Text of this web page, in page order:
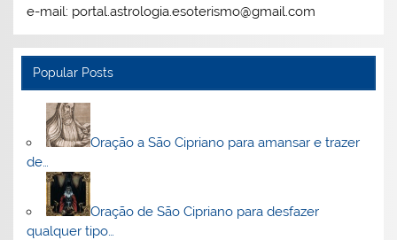
e-mail: portal.astrologia.esoterismo@gmail.com
Popular Posts
Oração a São Cipriano para amansar e trazer
de…
Oração de São Cipriano para desfazer
qualquer tipo…